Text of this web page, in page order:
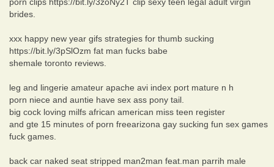
brides.
xxx happy new year gifs strategies for thumb sucking
https://bit.ly/3pSlOzm fat man fucks babe
shemale toronto reviews.
leg and lingerie amateur apache avi index port mature n h
porn niece and auntie have sex ass pony tail.
big cock loving milfs african american miss teen register
and gte 15 minutes of porn freearizona gay sucking fun sex games
fuck games.
back car naked seat stripped man2man feat.man parrih male